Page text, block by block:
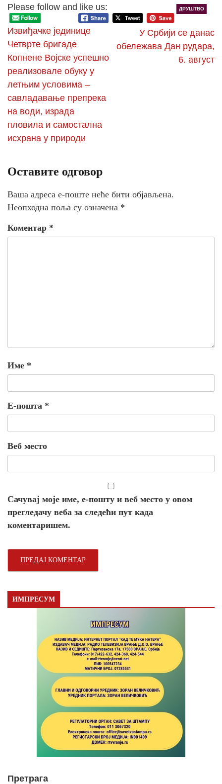
Please follow and like us: ДРУШТВО
Извиђачке јединице
Четврте бригаде
Копнене Војске успешно
реализовале обуку у
летњим условима –
савладавање препрека
на води, израда
пловила и самостална
исхрана у природи
У Србији се данас
обележава Дан рудара,
6. август
Оставите одговор
Ваша адреса е-поште неће бити објављена.
Неопходна поља су означена *
Коментар *
Име *
Е-пошта *
Веб место
Сачувај моје име, е-пошту и веб место у овом
прегледачу веба за следећи пут када
коментаришем.
ИМПРЕСУМ
Претрага